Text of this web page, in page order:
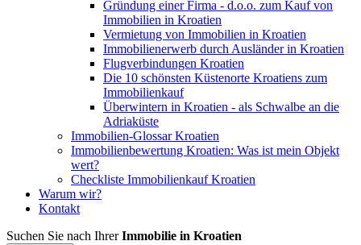
Gründung einer Firma - d.o.o. zum Kauf von
Immobilien in Kroatien
Vermietung von Immobilien in Kroatien
Immobilienerwerb durch Ausländer in Kroatien
Flugverbindungen Kroatien
Die 10 schönsten Küstenorte Kroatiens zum
Immobilienkauf
Überwintern in Kroatien - als Schwalbe an die
Adriaküste
Immobilien-Glossar Kroatien
Immobilienbewertung Kroatien: Was ist mein Objekt
wert?
Checkliste Immobilienkauf Kroatien
Warum wir?
Kontakt
Suchen Sie nach IhrerImmobilie in Kroatien